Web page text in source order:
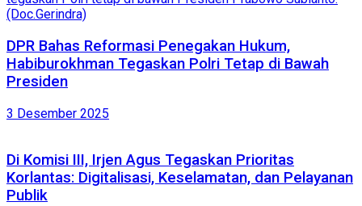
DPR Bahas Reformasi Penegakan Hukum,
Habiburokhman Tegaskan Polri Tetap di Bawah
Presiden
3 Desember 2025
Di Komisi III, Irjen Agus Tegaskan Prioritas
Korlantas: Digitalisasi, Keselamatan, dan Pelayanan
Publik